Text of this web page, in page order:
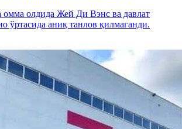
омма олдида Жей Ди Вэнс ва давлат
ўртасида аниқ танлов қилмаганди.